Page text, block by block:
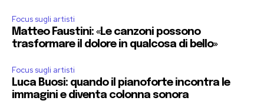
Focus sugli artisti
Matteo Faustini: «Le canzoni possono
trasformare il dolore in qualcosa di bello»
Focus sugli artisti
Luca Buosi: quando il pianoforte incontra le
immagini e diventa colonna sonora